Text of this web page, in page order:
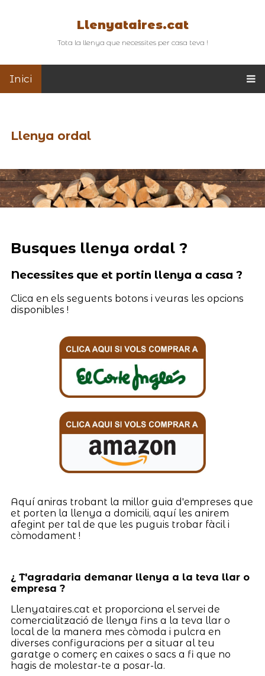
Llenyataires.cat
Tota la llenya que necessites per casa teva !
Inici
Llenya ordal
Busques llenya ordal ?
Necessites que et portin llenya a casa ?
Clica en els seguents botons i veuras les opcions
disponibles !
Aquí aniras trobant la millor guia d'empreses que
et porten la llenya a domicili, aquí les anirem
afegint per tal de que les puguis trobar fàcil i
còmodament !
¿ T'agradaria demanar llenya a la teva llar o
empresa ?
Llenyataires.cat et proporciona el servei de
comercialització de llenya fins a la teva llar o
local de la manera mes còmoda i pulcra en
diverses configuracions per a situar al teu
garatge o comerç en caixes o sacs a fi que no
hagis de molestar-te a posar-la.